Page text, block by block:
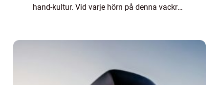
hand-kultur. Vid varje hörn på denna vackra